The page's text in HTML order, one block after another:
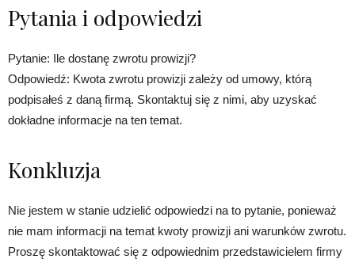
Pytania i odpowiedzi
Pytanie: Ile dostanę zwrotu prowizji?
Odpowiedź: Kwota zwrotu prowizji zależy od umowy, którą
podpisałeś z daną firmą. Skontaktuj się z nimi, aby uzyskać
dokładne informacje na ten temat.
Konkluzja
Nie jestem w stanie udzielić odpowiedzi na to pytanie, ponieważ
nie mam informacji na temat kwoty prowizji ani warunków zwrotu.
Proszę skontaktować się z odpowiednim przedstawicielem firmy